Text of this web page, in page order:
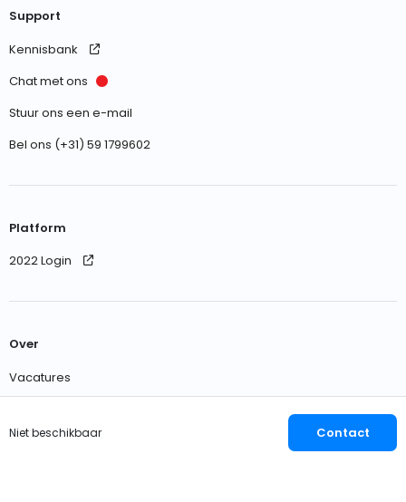
Niet beschikbaar Contact
Support
Kennisbank
Chat met ons
Stuur ons een e-mail
Bel ons (+31) 59 1799602
Platform
2022 Login
Over
Vacatures